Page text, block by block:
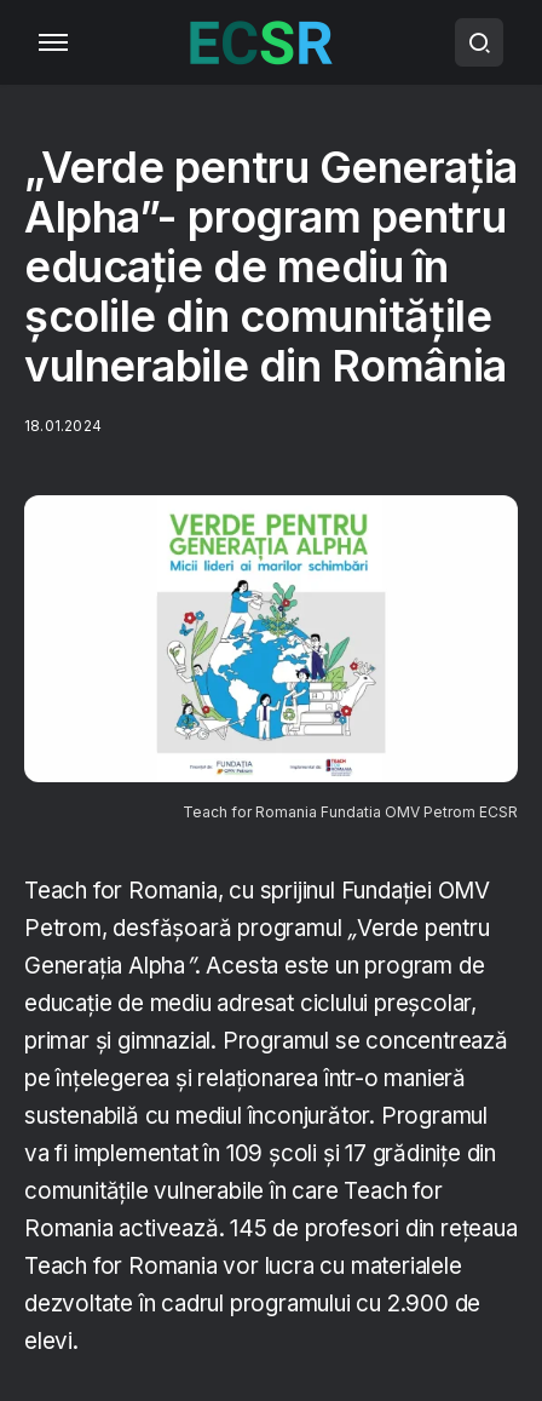
„Verde pentru Generația
Alpha”- program pentru
educație de mediu în
școlile din comunitățile
vulnerabile din România
18.01.2024
Teach for Romania Fundatia OMV Petrom ECSR
Teach for Romania, cu sprijinul Fundației OMV
Petrom, desfășoară programul „Verde pentru
Generația Alpha”. Acesta este un program de
educație de mediu adresat ciclului preșcolar,
primar și gimnazial. Programul se concentrează
pe înțelegerea și relaționarea într-o manieră
sustenabilă cu mediul înconjurător. Programul
va fi implementat în 109 școli și 17 grădinițe din
comunitățile vulnerabile în care Teach for
Romania activează. 145 de profesori din rețeaua
Teach for Romania vor lucra cu materialele
dezvoltate în cadrul programului cu 2.900 de
elevi.